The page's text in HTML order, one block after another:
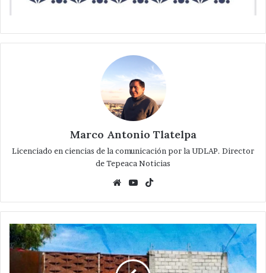
Marco Antonio Tlatelpa
Licenciado en ciencias de la comunicación por la UDLAP. Director
de Tepeaca Noticias
WebsiteYouTube
Aseguran
pipas
combustible